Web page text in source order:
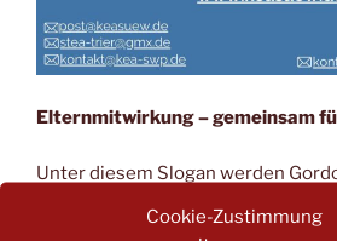
Cookie-Zustimmung
Elternmitwirkung – gemeinsam
Unter diesem Slogan werden
Julia Stock, Vorstandsmitglied